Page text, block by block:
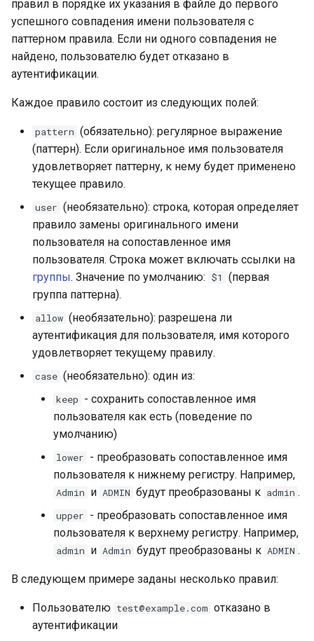
правил в порядке их указания в файле до первого
успешного совпадения имени пользователя с
паттерном правила. Если ни одного совпадения не
найдено, пользователю будет отказано в
аутентификации.
Каждое правило состоит из следующих полей:
pattern (обязательно): регулярное выражение
(паттерн). Если оригинальное имя пользователя
удовлетворяет паттерну, к нему будет применено
текущее правило.
user (необязательно): строка, которая определяет
правило замены оригинального имени
пользователя на сопоставленное имя
пользователя. Строка может включать ссылки на
группы. Значение по умолчанию: $1
(первая
группа паттерна).
allow (необязательно): разрешена ли
аутентификация для пользователя, имя которого
удовлетворяет текущему правилу.
case (необязательно): один из:
keep - сохранить сопоставленное имя
пользователя как есть (поведение по
умолчанию)
lower - преобразовать сопоставленное имя
пользователя к нижнему регистру. Например,
Admin и ADMIN будут преобразованы к admin .
upper - преобразовать сопоставленное имя
пользователя к верхнему регистру. Например,
admin и Admin будут преобразованы к ADMIN .
В следующем примере заданы несколько правил:
Пользователю test@example.com отказано в
аутентификации